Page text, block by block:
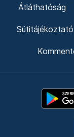
Átláthatóság
Sütitájékoztató